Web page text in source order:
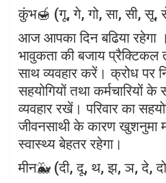
कुंभ🍯 (गू, गे, गो, सा, सी, सू,
आज आपका दिन बढिया रहेगा ।
भावुकता की बजाय
साथ व्यवहार करें। क्रोध पर
सहयोगियों तथा कर्मचारियों के
व्यवहार रखें। परिवार का
जीवनसाथी के कारण खुशनुमा
स्वास्थ्य बेहतर रहेगा।
मीन🐳 (दी, दू, थ, झ, ञ, दे,